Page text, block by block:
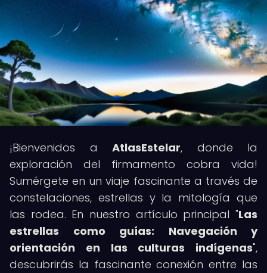
¡Bienvenidos a AtlasEstelar, donde la
exploración del firmamento cobra vida!
Sumérgete en un viaje fascinante a través de
constelaciones, estrellas y la mitología que
las rodea. En nuestro artículo principal "Las
estrellas como guías: Navegación y
orientación en las culturas indígenas",
descubrirás la fascinante conexión entre las